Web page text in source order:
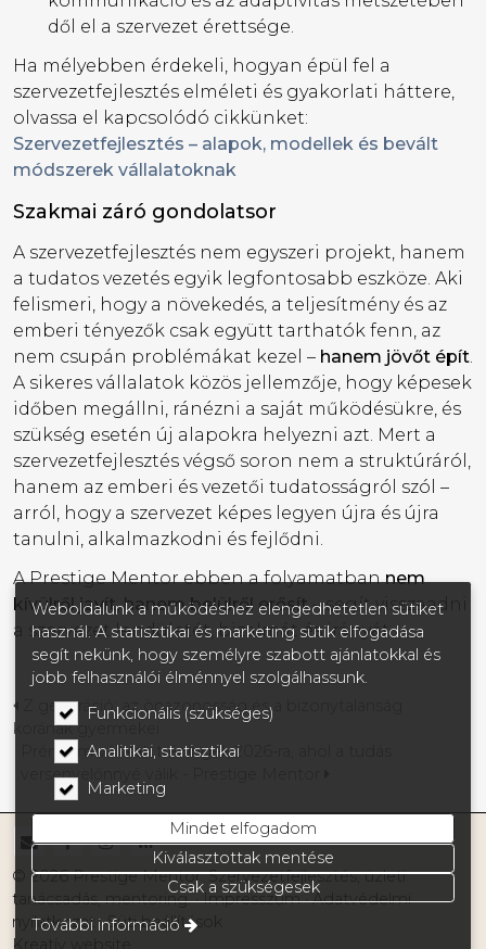
dől el a szervezet érettsége.
Ha mélyebben érdekeli, hogyan épül fel a
szervezetfejlesztés elméleti és gyakorlati háttere,
olvassa el kapcsolódó cikkünket:
Szervezetfejlesztés – alapok, modellek és bevált
módszerek vállalatoknak
Szakmai záró gondolatsor
A szervezetfejlesztés nem egyszeri projekt, hanem
a tudatos vezetés egyik legfontosabb eszköze. Aki
felismeri, hogy a növekedés, a teljesítmény és az
emberi tényezők csak együtt tarthatók fenn, az
nem csupán problémákat kezel – hanem jövőt épít.
A sikeres vállalatok közös jellemzője, hogy képesek
időben megállni, ránézni a saját működésükre, és
szükség esetén új alapokra helyezni azt. Mert a
szervezetfejlesztés végső soron nem a struktúráról,
hanem az emberi és vezetői tudatosságról szól –
arról, hogy a szervezet képes legyen újra és újra
tanulni, alkalmazkodni és fejlődni.
A Prestige Mentor ebben a folyamatbannem
kívülről javít, hanem belülről erősít– segít visszaadni
a szervezet lendületét, bizalmát és irányát.
Z generáció: az önazonosság és a bizonytalanság
korának gyermekei
Prémium vállalati tréningek 2026-ra, ahol a tudás
versenyelőnnyé válik - Prestige Mentor
© 2026 Prestige Mentor. Szervezetfejlesztés, üzleti
tanácsadás, mentoring.
Impresszum
Adatvédelmi
nyilatkozat
Süti beállítások
Weboldalunk a működéshez elengedhetetlen sütiket
használ. A statisztikai és marketing sütik elfogadása
segít nekünk, hogy személyre szabott ajánlatokkal és
jobb felhasználói élménnyel szolgálhassunk.
Funkcionális (szükséges)
Analitikai, statisztikai
Marketing
Mindet elfogadom
Kiválasztottak mentése
Csak a szükségesek
További információ